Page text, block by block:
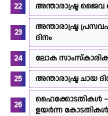
അന്താരാഷ്ട്ര ജൈവ
അന്താരാഷ്ട്ര
ദിനം
ലോക സാംസ്‌കാരിക
അന്താരാഷ്ട്ര ചായ
ഹൈക്കോടതികൾ –
ഉയർന്ന കോടതികൾ